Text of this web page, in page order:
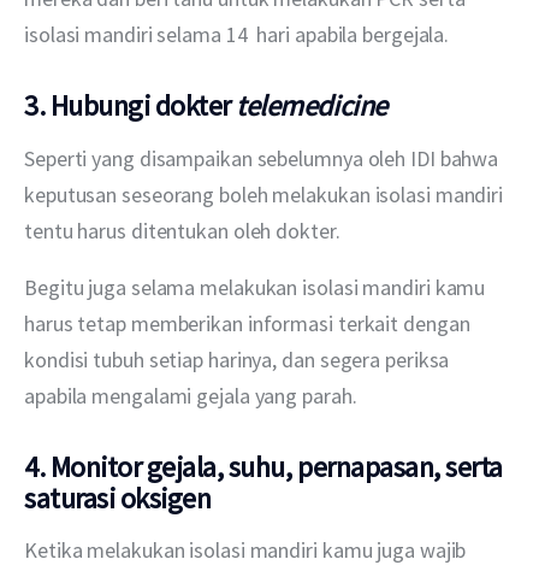
isolasi mandiri selama 14  hari apabila bergejala.
3. Hubungi doktertelemedicine
Seperti yang disampaikan sebelumnya oleh IDI bahwa
keputusan seseorang boleh melakukan isolasi mandiri
tentu harus ditentukan oleh dokter.
Begitu juga selama melakukan isolasi mandiri kamu
harus tetap memberikan informasi terkait dengan
kondisi tubuh setiap harinya, dan segera periksa
apabila mengalami gejala yang parah.
4. Monitor gejala, suhu, pernapasan, serta
saturasi oksigen
Ketika melakukan isolasi mandiri kamu juga wajib